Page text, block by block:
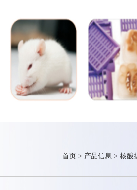
首页 > 产品信息 > 核酸